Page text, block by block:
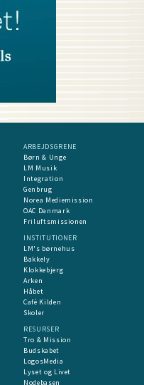
ARBEJDSGRENE
Børn & Unge
LM Musik
Integration
Genbrug
Norea Mediemission
OAC Danmark
Friluftsmissionen
INSTITUTIONER
LM's børnehus
Bakkely
Klokkebjerg
Arken
Håbet
Café Kilden
Skoler
RESURSER
Tro & Mission
Budskabet
LogosMedia
Lyset og Livet
Nodebasen